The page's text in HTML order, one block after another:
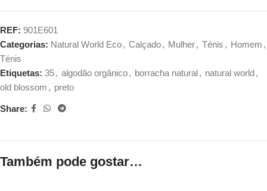
REF: 901E601
Categorias: Natural World Eco, Calçado, Mulher, Ténis , Homem ,
Ténis
Etiquetas: 35, algodão orgânico, borracha natural , natural world ,
old blossom , preto
Share:
Também pode gostar…